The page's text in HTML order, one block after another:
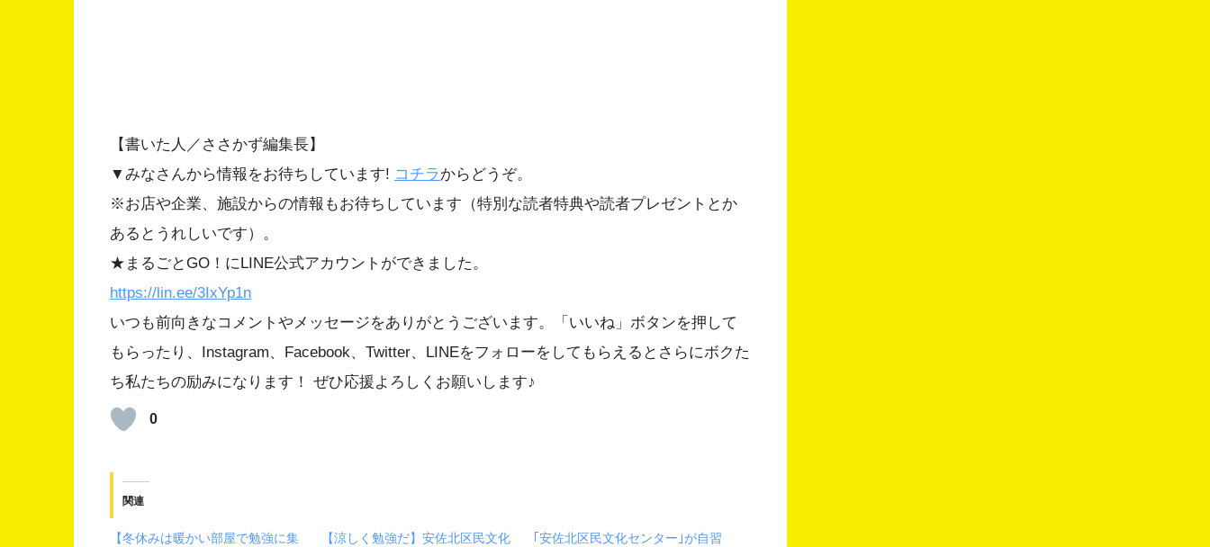
【書いた人／ささかず編集長】
▼みなさんから情報をお待ちしています! コチラ からどうぞ。
※お店や企業、施設からの情報もお待ちしています（特別な読者特典や読者プレゼントとか
あるとうれしいです）。
★まるごとGO！にLINE公式アカウントができました。
https://lin.ee/3IxYp1n
いつも前向きなコメントやメッセージをありがとうございます。「いいね」ボタンを押して
もらったり、Instagram、Facebook、Twitter、LINEをフォローをしてもらえるとさらにボクた
ち私たちの励みになります！ ぜひ応援よろしくお願いします♪
0
関連
【冬休みは暖かい部屋で勉強に集 【涼しく勉強だ】安佐北区民文化 ｢安佐北区民文化センター｣が自習